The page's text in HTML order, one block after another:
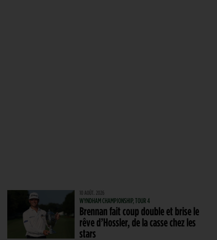
10 AOÛT. 2026
WYNDHAM CHAMPIONSHIP, TOUR 4
Brennan fait coup double et brise le
rêve d’Hossler, de la casse chez les
stars